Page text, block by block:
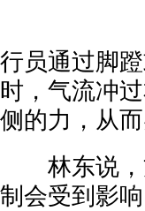
行员通过脚
时，气流冲
侧的力，从
林东说，
制会受到影